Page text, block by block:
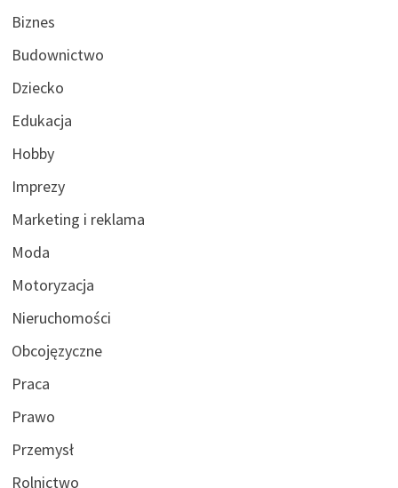
Biznes
Budownictwo
Dziecko
Edukacja
Hobby
Imprezy
Marketing i reklama
Moda
Motoryzacja
Nieruchomości
Obcojęzyczne
Praca
Prawo
Przemysł
Rolnictwo